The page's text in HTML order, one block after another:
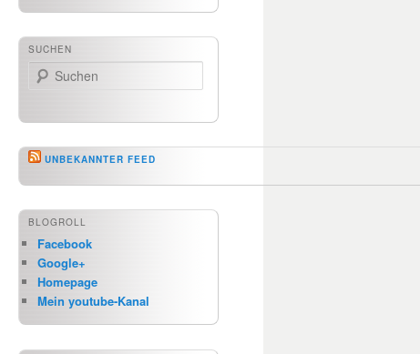
SUCHEN
Suchen
UNBEKANNTER FEED
BLOGROLL
Facebook
Google+
Homepage
Mein youtube-Kanal